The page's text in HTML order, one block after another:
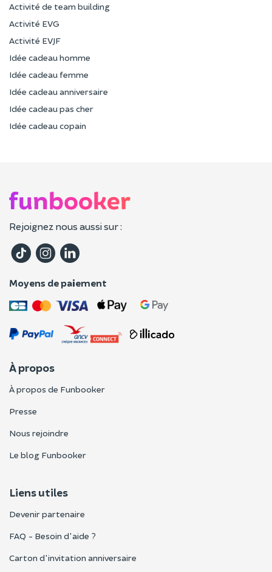
Activité de team building
Activité EVG
Activité EVJF
Idée cadeau homme
Idée cadeau femme
Idée cadeau anniversaire
Idée cadeau pas cher
Idée cadeau copain
Rejoignez nous aussi sur :
Moyens de paiement
À propos
À propos de Funbooker
Presse
Nous rejoindre
Le blog Funbooker
Liens utiles
Devenir partenaire
FAQ - Besoin d'aide ?
Carton d'invitation anniversaire